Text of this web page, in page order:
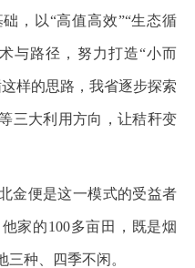
，以“高值高效”“生态循
与路径，努力打造“小而
样的思路，我省逐步探索
三大利用方向，让秸秆变
金便是这一模式的受益者
家的100多亩田，既是烟
种、四季不闲。